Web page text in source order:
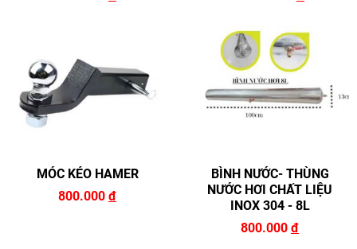
MÓC KÉO HAMER
800.000 đ
BÌNH NƯỚC- THÙNG
NƯỚC HƠI CHẤT LIỆU
INOX 304 - 8L
800.000 đ